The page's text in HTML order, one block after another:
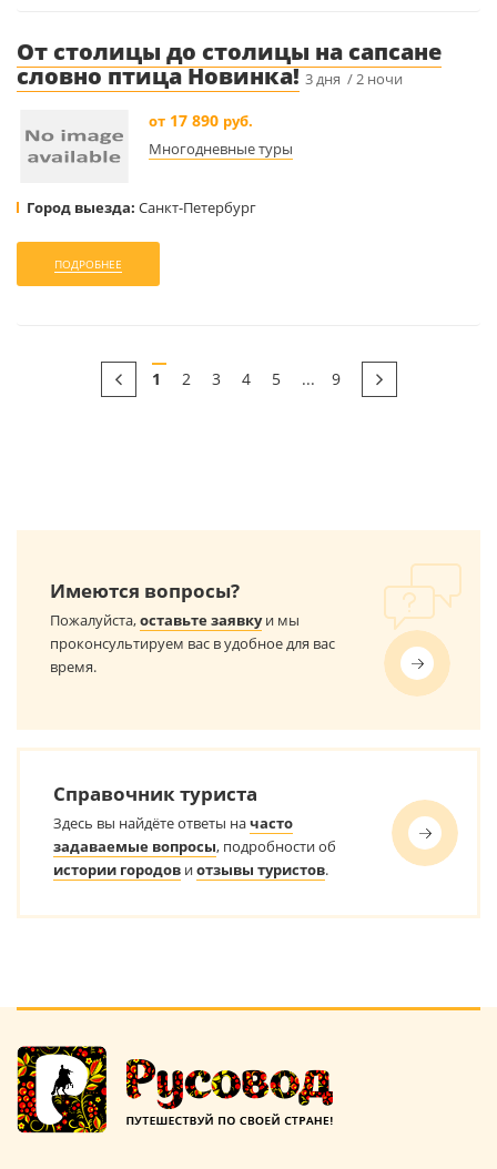
От столицы до столицы на сапсане
словно птица Новинка! 3 дня / 2 ночи
от 17 890 руб.
Многодневные туры
Город выезда: Санкт-Петербург
ПОДРОБНЕЕ
1 2 3 4 5 ... 9
Имеются вопросы?
Пожалуйста,оставьте заявкуи мы
проконсультируем вас в удобное для вас
время.
Справочник туриста
Здесь вы найдёте ответы начасто
задаваемые вопросы, подробности об
истории городов иотзывы туристов.